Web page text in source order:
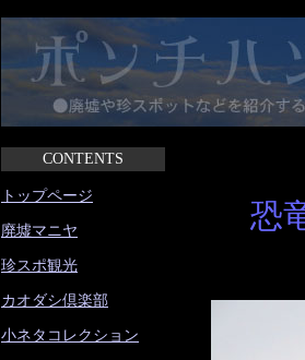
CONTENTS
トップページ
廃墟マニヤ
珍スポ観光
カオダシ倶楽部
小ネタコレクション
恐